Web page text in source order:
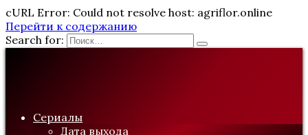
cURL Error: Could not resolve host: agriflor.online
Перейти к содержанию
Search for:
Сериалы
Дата выхода